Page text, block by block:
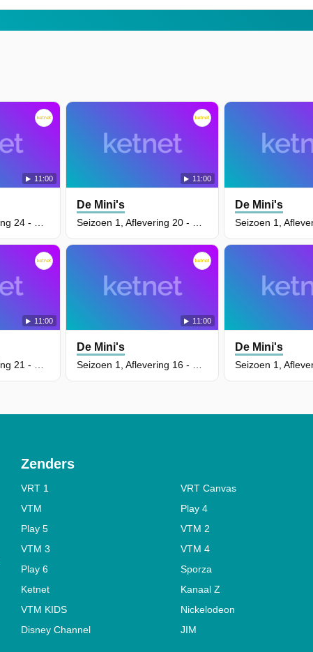
11:00
11:00
11:00
De Mini's De Mini's
11:00
De Mini's De Mini's
Zenders
VRT 1
VRT Canvas
VTM
Play 4
Play 5
VTM 2
VTM 3
VTM 4
Play 6
Sporza
Ketnet
Kanaal Z
VTM KIDS
Nickelodeon
Disney Channel
JIM